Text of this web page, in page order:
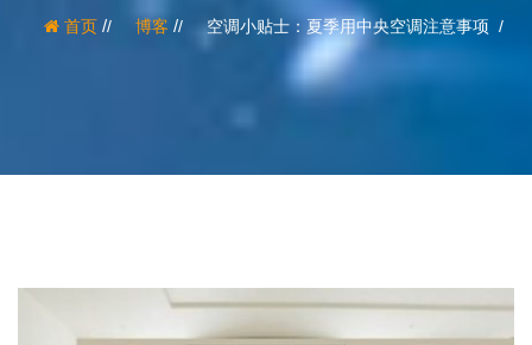
首页/ 博客 / 空调小贴士：夏季用中央空调注意事项